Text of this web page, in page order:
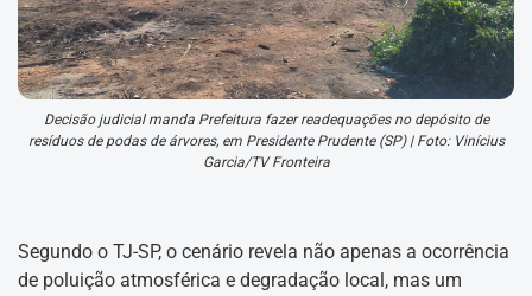
Decisão judicial manda Prefeitura fazer readequações no depósito de
resíduos de podas de árvores, em Presidente Prudente (SP) | Foto: Vinícius
Garcia/TV Fronteira
Segundo o TJ-SP, o cenário revela não apenas a ocorrência
de poluição atmosférica e degradação local, mas um